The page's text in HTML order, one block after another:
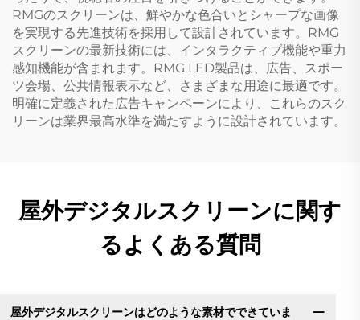
RMGのスクリーンは、鮮やかな色合いとシャープな画像
を実現する先進技術を採用して設計されています。RMG
スクリーンの最新技術には、インタラクティブ機能や重力
感知機能が含まれます。RMG LED製品は、広告、スポー
ツ会場、公共情報表示など、さまざまな用途に最適です。
明確に定義された広告キャンペーンにより、これらのスク
リーンは業界最高水準を満たすように設計されています。
屋外デジタルスクリーンに関す
るよくある質問
屋外デジタルスクリーンはどのような素材でできていま